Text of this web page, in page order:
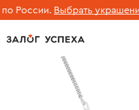
России. Выбрать украшение